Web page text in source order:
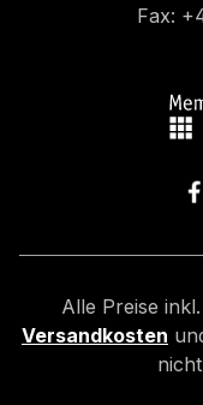
Fax:
Alle Preise
Versandkosten